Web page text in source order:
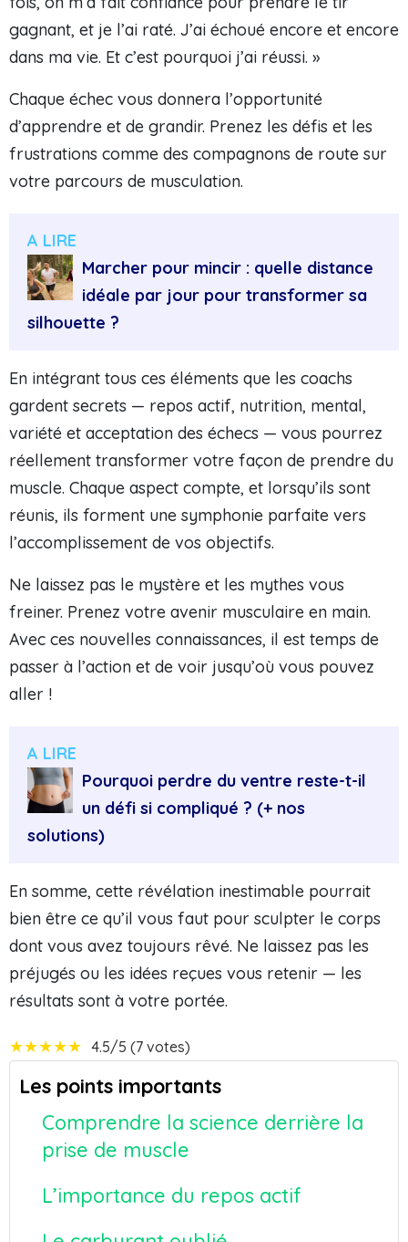
gagnant, et je l’ai raté. J’ai échoué encore et encore
dans ma vie. Et c’est pourquoi j’ai réussi. »
Chaque échec vous donnera l’opportunité
d’apprendre et de grandir. Prenez les défis et les
frustrations comme des compagnons de route sur
votre parcours de musculation.
A LIRE
Marcher pour mincir : quelle distance
idéale par jour pour transformer sa
silhouette ?
En intégrant tous ces éléments que les coachs
gardent secrets — repos actif, nutrition, mental,
variété et acceptation des échecs — vous pourrez
réellement transformer votre façon de prendre du
muscle. Chaque aspect compte, et lorsqu’ils sont
réunis, ils forment une symphonie parfaite vers
l’accomplissement de vos objectifs.
Ne laissez pas le mystère et les mythes vous
freiner. Prenez votre avenir musculaire en main.
Avec ces nouvelles connaissances, il est temps de
passer à l’action et de voir jusqu’où vous pouvez
aller !
A LIRE
Pourquoi perdre du ventre reste-t-il
un défi si compliqué ? (+ nos
solutions)
En somme, cette révélation inestimable pourrait
bien être ce qu’il vous faut pour sculpter le corps
dont vous avez toujours rêvé. Ne laissez pas les
préjugés ou les idées reçues vous retenir — les
résultats sont à votre portée.
★★★★★ 4.5/5 (7 votes)
Les points importants
Comprendre la science derrière la
prise de muscle
L’importance du repos actif